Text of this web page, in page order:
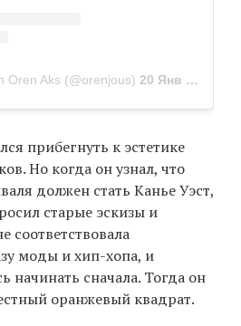
Oren Aks (@orenjous) 20 Янв 2019 в 10:57 PST
прибегнуть к эстетике
Но когда он узнал, что
должен стать Канье Уэст,
старые эскизы и
соответствовала
моды и хип-хопа, и
начинать сначала. Тогда он
оранжевый квадрат.